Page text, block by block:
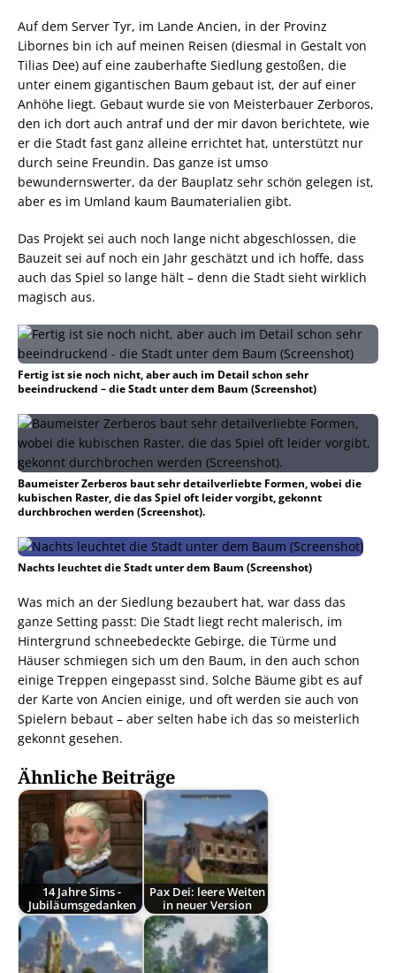
Auf dem Server Tyr, im Lande Ancien, in der Provinz
Libornes bin ich auf meinen Reisen (diesmal in Gestalt von
Tilias Dee) auf eine zauberhafte Siedlung gestoßen, die
unter einem gigantischen Baum gebaut ist, der auf einer
Anhöhe liegt. Gebaut wurde sie von Meisterbauer Zerboros,
den ich dort auch antraf und der mir davon berichtete, wie
er die Stadt fast ganz alleine errichtet hat, unterstützt nur
durch seine Freundin. Das ganze ist umso
bewundernswerter, da der Bauplatz sehr schön gelegen ist,
aber es im Umland kaum Baumaterialien gibt.
Das Projekt sei auch noch lange nicht abgeschlossen, die
Bauzeit sei auf noch ein Jahr geschätzt und ich hoffe, dass
auch das Spiel so lange hält – denn die Stadt sieht wirklich
magisch aus.
Fertig ist sie noch nicht, aber auch im Detail schon sehr
beeindruckend – die Stadt unter dem Baum (Screenshot)
Baumeister Zerberos baut sehr detailverliebte Formen, wobei die
kubischen Raster, die das Spiel oft leider vorgibt, gekonnt
durchbrochen werden (Screenshot).
Nachts leuchtet die Stadt unter dem Baum (Screenshot)
Was mich an der Siedlung bezaubert hat, war dass das
ganze Setting passt: Die Stadt liegt recht malerisch, im
Hintergrund schneebedeckte Gebirge, die Türme und
Häuser schmiegen sich um den Baum, in den auch schon
einige Treppen eingepasst sind. Solche Bäume gibt es auf
der Karte von Ancien einige, und oft werden sie auch von
Spielern bebaut – aber selten habe ich das so meisterlich
gekonnt gesehen.
Ähnliche Beiträge
14 Jahre Sims -
Jubiläumsgedanken
Pax Dei: leere Weiten
in neuer Version